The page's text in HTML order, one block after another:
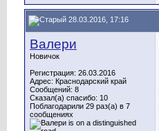
28.03.2016, 17:16
Валери
Новичок
Регистрация: 26.03.2016
Адрес: Краснодарский край
Сообщений: 8
Сказал(а) спасибо: 10
Поблагодарили 29 раз(а) в 7
сообщениях